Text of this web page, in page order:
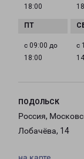
18:00
с 09:00 до
18:00
с
ПОДОЛЬСК
Россия,
Лобачёва, 14